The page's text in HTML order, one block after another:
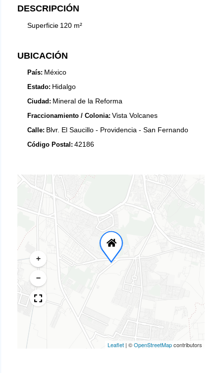
DESCRIPCIÓN
Superficie 120 m²
UBICACIÓN
País: México
Estado: Hidalgo
Ciudad: Mineral de la Reforma
Fraccionamiento / Colonia: Vista Volcanes
Calle: Blvr. El Saucillo - Providencia - San Fernando
Código Postal: 42186
+
−
Leaflet | ©OpenStreetMapcontributors